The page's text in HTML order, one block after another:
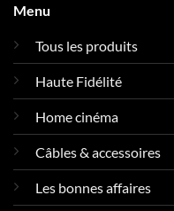
Menu
Tous les produits
Haute Fidélité
Home cinéma
Câbles & accessoires
Les bonnes affaires